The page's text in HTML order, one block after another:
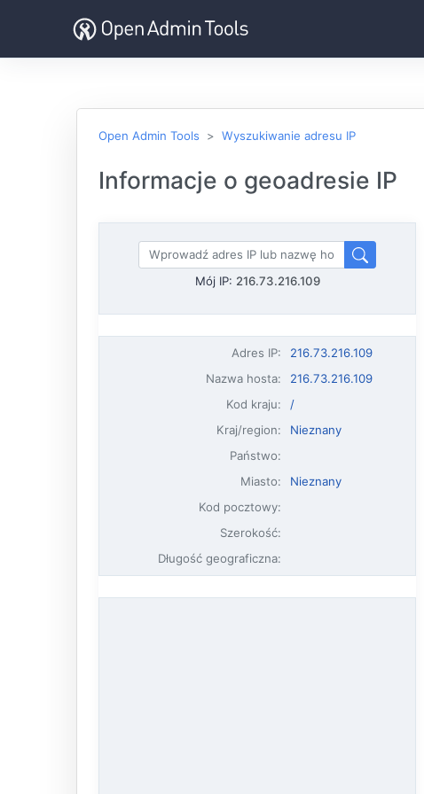
Open Admin Tools Wyszukiwanie adresu IP
Informacje o geoadresie IP
Mój IP: 216.73.216.109
Adres IP:
216.73.216.109
Nazwa hosta:
216.73.216.109
Kod kraju:
/
Kraj/region:
Nieznany
Państwo:
Miasto:
Nieznany
Kod pocztowy:
Szerokość:
Długość geograficzna: